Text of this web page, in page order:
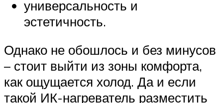
универсальность и
эстетичность.
Однако не обошлось и без минусов
– стоит выйти из зоны комфорта,
как ощущается холод. Да и если
такой ИК-нагреватель разместить